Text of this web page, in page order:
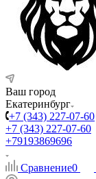
Ваш город
Екатеринбург
+7 (343) 227-07-60
+7 (343) 227-07-60
+79193869696
Сравнение0